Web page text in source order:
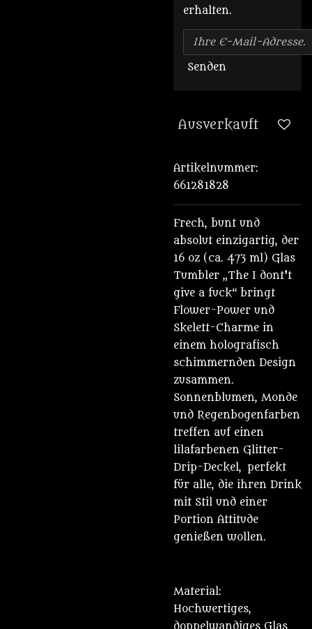
erhalten.
Senden
Ausverkauft
Artikelnummer:
661281828
Frech, bunt und
absolut einzigartig, der
16 oz (ca. 473 ml) Glas
Tumbler „The I dont't
give a fuck“ bringt
Flower-Power und
Skelett-Charme in
einem holografisch
schimmernden Design
zusammen.
Sonnenblumen, Monde
und Regenbogenfarben
treffen auf einen
lilafarbenen Glitter-
Drip-Deckel, perfekt
für alle, die ihren Drink
mit Stil und einer
Portion Attitude
genießen wollen.
Material:
Hochwertiges,